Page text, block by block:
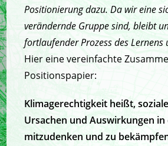
Positionierung dazu. Da wir eine
verändernde Gruppe sind, bleibt
fortlaufender Prozess des Lernens
Hier eine vereinfachte
Positionspapier:
Klimagerechtigkeit heißt,
Ursachen und Auswirkungen
mitzudenken und zu